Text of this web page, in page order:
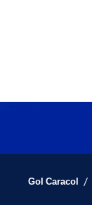
Gol Caracol /